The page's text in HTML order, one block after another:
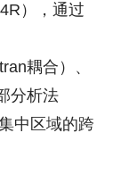
），通过
耦合）、
分析法
中区域的跨